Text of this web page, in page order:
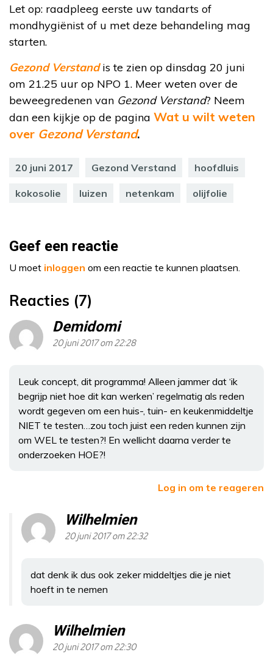
Let op: raadpleeg eerste uw tandarts of
mondhygiënist of u met deze behandeling mag
starten.
Gezond Verstand is te zien op dinsdag 20 juni
om 21.25 uur op NPO 1. Meer weten over de
beweegredenen van Gezond Verstand? Neem
dan een kijkje op de pagina Wat u wilt weten
over Gezond Verstand.
20 juni 2017 Gezond Verstand hoofdluis
kokosolie luizen netenkam olijfolie
Geef een reactie
U moet inloggen om een reactie te kunnen plaatsen.
Reacties (7)
Demidomi
20 juni 2017 om 22:28
Leuk concept, dit programma! Alleen jammer dat ‘ik
begrijp niet hoe dit kan werken’ regelmatig als reden
wordt gegeven om een huis-, tuin- en keukenmiddeltje
NIET te testen…zou toch juist een reden kunnen zijn
om WEL te testen?! En wellicht daarna verder te
onderzoeken HOE?!
Log in om te reageren
Wilhelmien
20 juni 2017 om 22:32
dat denk ik dus ook zeker middeltjes die je niet
hoeft in te nemen
Wilhelmien
20 juni 2017 om 22:30